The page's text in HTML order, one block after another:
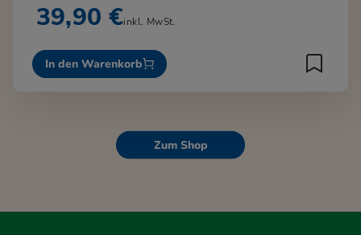
39,90 €inkl. MwSt.
In den Warenkorb
Zum Shop